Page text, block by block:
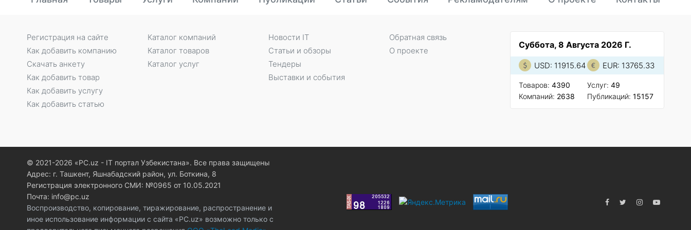
Суббота, 8 Августа 2026 Г.
USD: 11915.64 EUR: 13765.33
Товаров: 4390
Компаний: 2638
Услуг: 49
Публикаций: 15157
Регистрация на сайте
Как добавить компанию
Скачать анкету
Как добавить товар
Как добавить услугу
Как добавить статью
Каталог компаний
Каталог товаров
Каталог услуг
Новости IT
Статьи и обзоры
Тендеры
Выставки и события
Обратная связь
О проекте
© 2021-2026 «PC.uz - IT портал Узбекистана». Все права защищены
Адрес: г. Ташкент, Яшнабадский район, ул. Боткина, 8
Регистрация электронного СМИ: №0965 от 10.05.2021
Почта: info@pc.uz
Воспроизводство, копирование, тиражирование, распространение и
иное использование информации с сайта «PC.uz» возможно только с